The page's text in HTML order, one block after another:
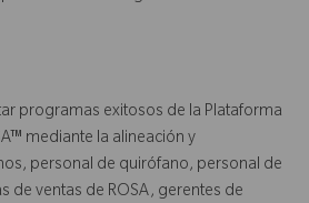
programas exitosos de la Plataforma
mediante la alineación y
personal de quirófano, personal de
de ventas de ROSA, gerentes de